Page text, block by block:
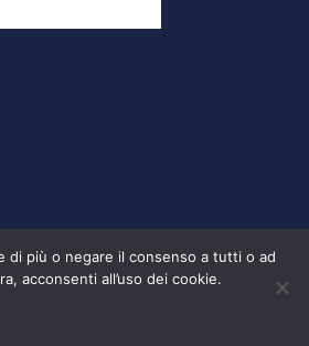
di più o negare il consenso a tutti o ad
acconsenti all’uso dei cookie.